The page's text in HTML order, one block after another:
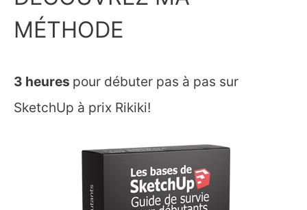
MÉTHODE
3 heures pour débuter pas à pas sur
SketchUp à prix Rikiki!